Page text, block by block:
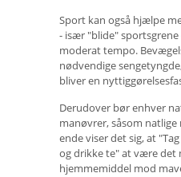
Sport kan også hjælpe
- især "blide" sportsgrene
moderat tempo.
nødvendige
bliver en
Derudover bør enhver
manøvrer, såsom
ende viser det sig, at
og drikke te" at være det
hjemmemiddel mod